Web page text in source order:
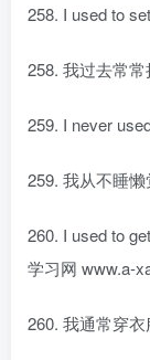
258. I used to
258. 我过去常常
259. I never
259. 我从不睡懒
260. I used to
学习网 www.a-
260. 我通常穿衣